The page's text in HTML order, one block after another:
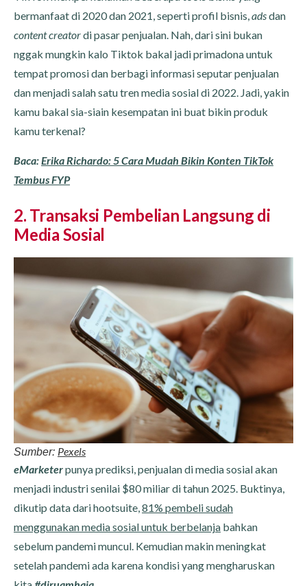
bermanfaat di 2020 dan 2021, seperti profil bisnis,adsdan
content creatordi pasar penjualan. Nah, dari sini bukan
nggak mungkin kalo Tiktok bakal jadi primadona untuk
tempat promosi dan berbagi informasi seputar penjualan
dan menjadi salah satu tren media sosial di 2022. Jadi, yakin
kamu bakal sia-siain kesempatan ini buat bikin produk
kamu terkenal?
Baca:Erika Richardo: 5 Cara Mudah Bikin Konten TikTok
Tembus FYP
2. Transaksi Pembelian Langsung di
Media Sosial
Sumber: Pexels
eMarketerpunya prediksi, penjualan di media sosial akan
menjadi industri senilai $80 miliar di tahun 2025. Buktinya,
dikutip data dari hootsuite, 81% pembeli sudah
menggunakan media sosial untuk berbelanja bahkan
sebelum pandemi muncul. Kemudian makin meningkat
setelah pandemi ada karena kondisi yang mengharuskan